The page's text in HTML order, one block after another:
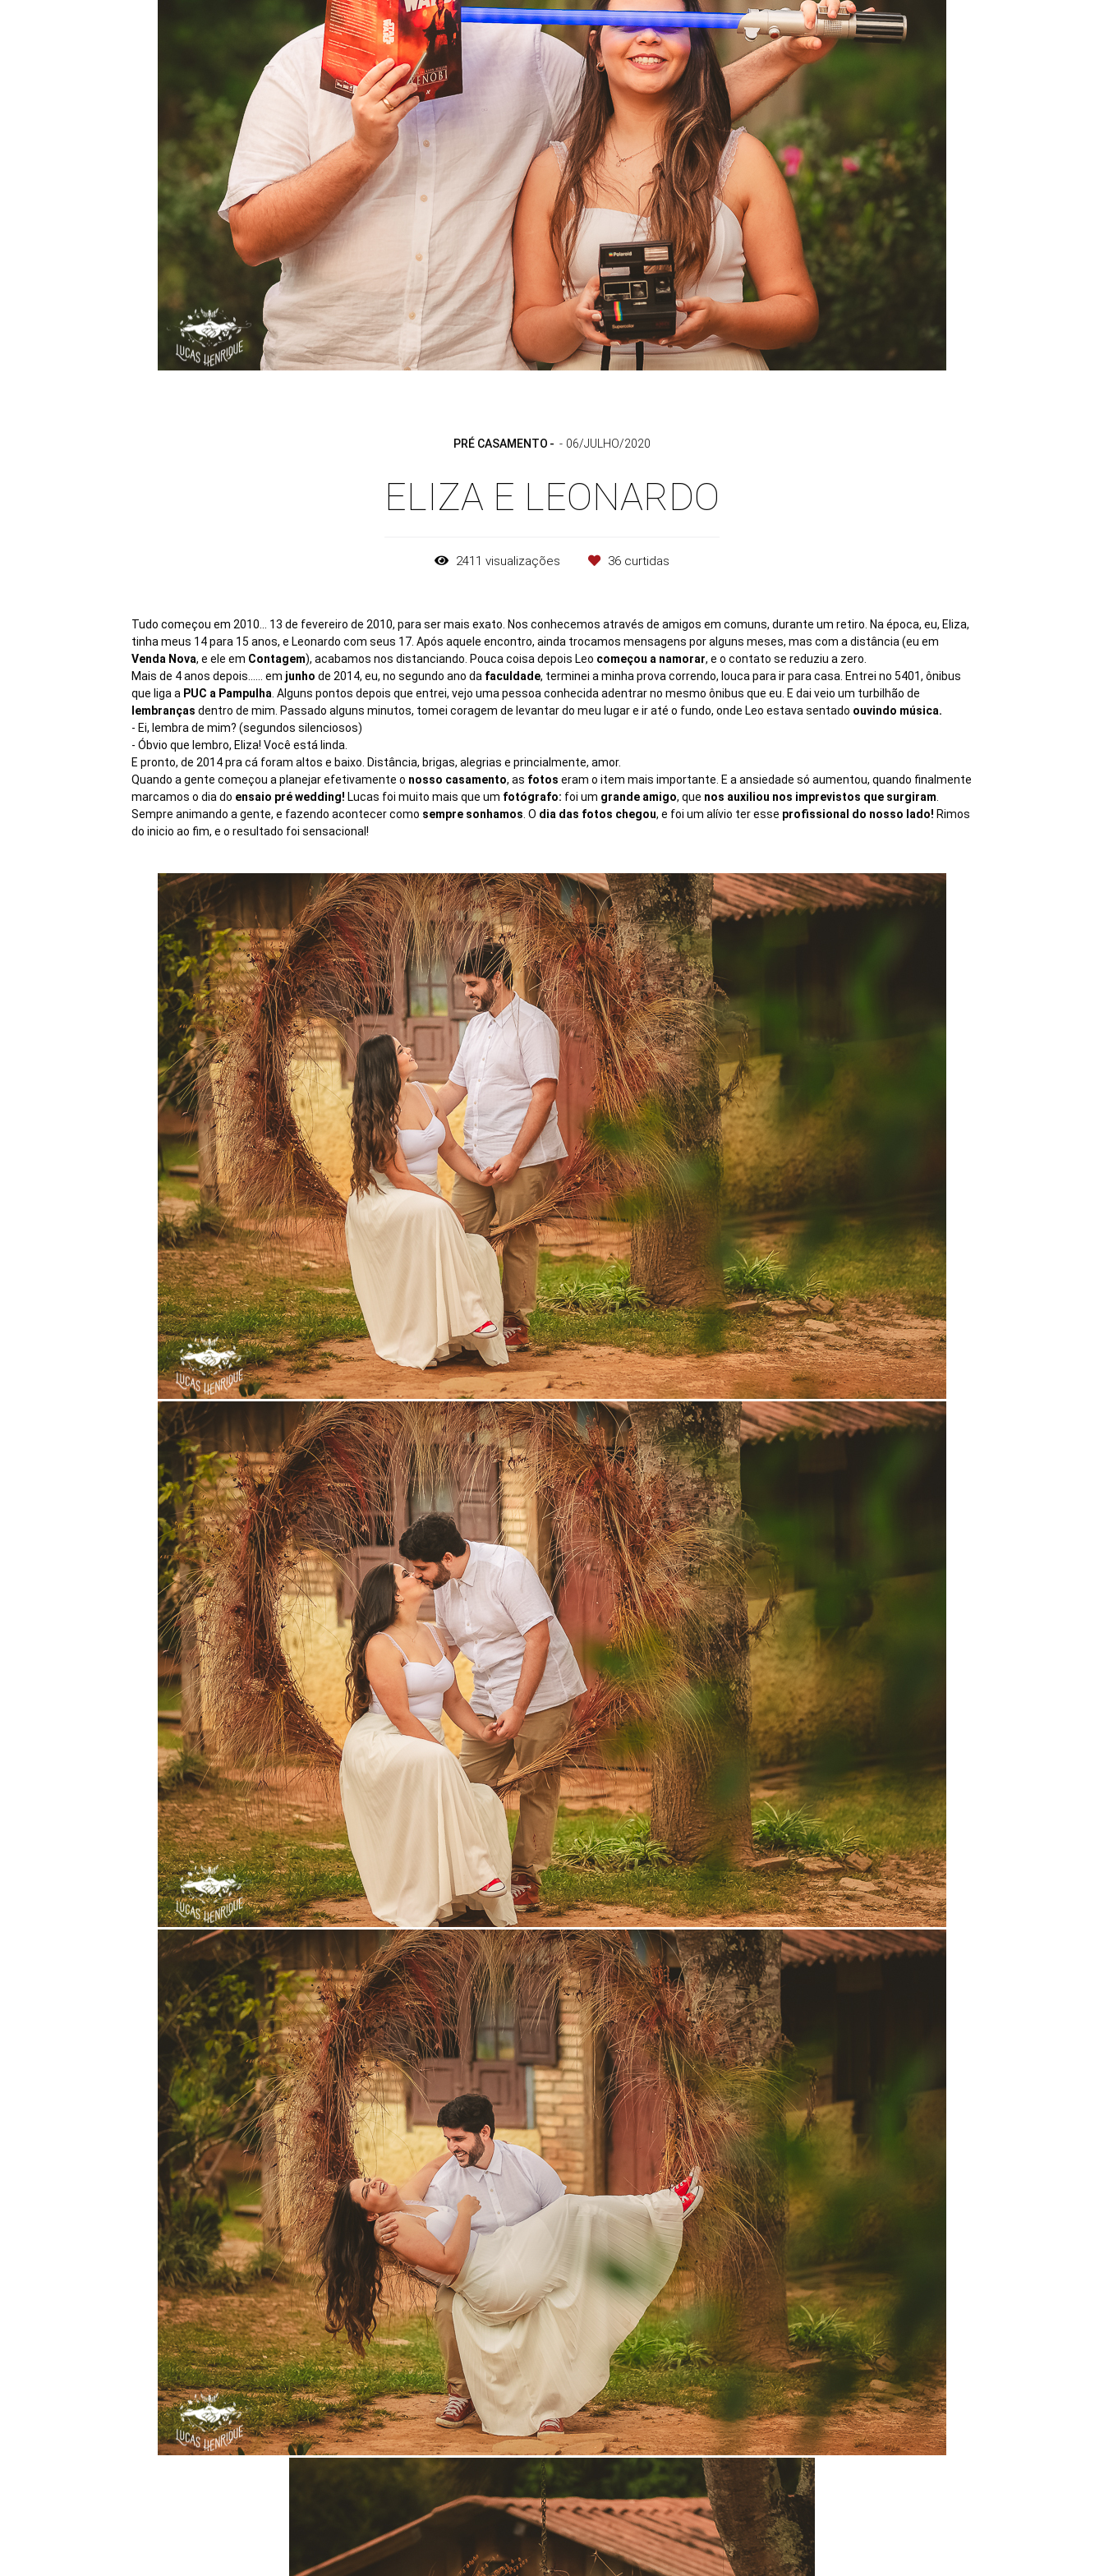
PRÉ CASAMENTO 06/JULHO/2020
ELIZA E LEONARDO
2411 visualizações 36 curtidas
Tudo começou em 2010... 13 de fevereiro de 2010, para ser mais exato. Nos conhecemos através de amigos em comuns, durante um retiro. Na época, eu, Eliza,
tinha meus 14 para 15 anos, e Leonardo com seus 17. Após aquele encontro, ainda trocamos mensagens por alguns meses, mas com a distância (eu em
Venda Nova, e ele em Contagem), acabamos nos distanciando. Pouca coisa depois Leo começou a namorar, e o contato se reduziu a zero.
Mais de 4 anos depois...... em junho de 2014, eu, no segundo ano da faculdade, terminei a minha prova correndo, louca para ir para casa. Entrei no 5401, ônibus
que liga a PUC a Pampulha . Alguns pontos depois que entrei, vejo uma pessoa conhecida adentrar no mesmo ônibus que eu. E dai veio um turbilhão de
lembranças dentro de mim. Passado alguns minutos, tomei coragem de levantar do meu lugar e ir até o fundo, onde Leo estava sentado ouvindo música.
- Ei, lembra de mim? (segundos silenciosos)
- Óbvio que lembro, Eliza! Você está linda.
E pronto, de 2014 pra cá foram altos e baixo. Distância, brigas, alegrias e princialmente, amor.
Quando a gente começou a planejar efetivamente o nosso casamento, as fotos eram o item mais importante. E a ansiedade só aumentou, quando finalmente
marcamos o dia do ensaio pré wedding! Lucas foi muito mais que um fotógrafo: foi um grande amigo, que nos auxiliou nos imprevistos que surgiram
Sempre animando a gente, e fazendo acontecer como sempre sonhamos . O dia das fotos chegou, e foi um alívio ter esse profissional do nosso lado! Rimos
do inicio ao fim, e o resultado foi sensacional!